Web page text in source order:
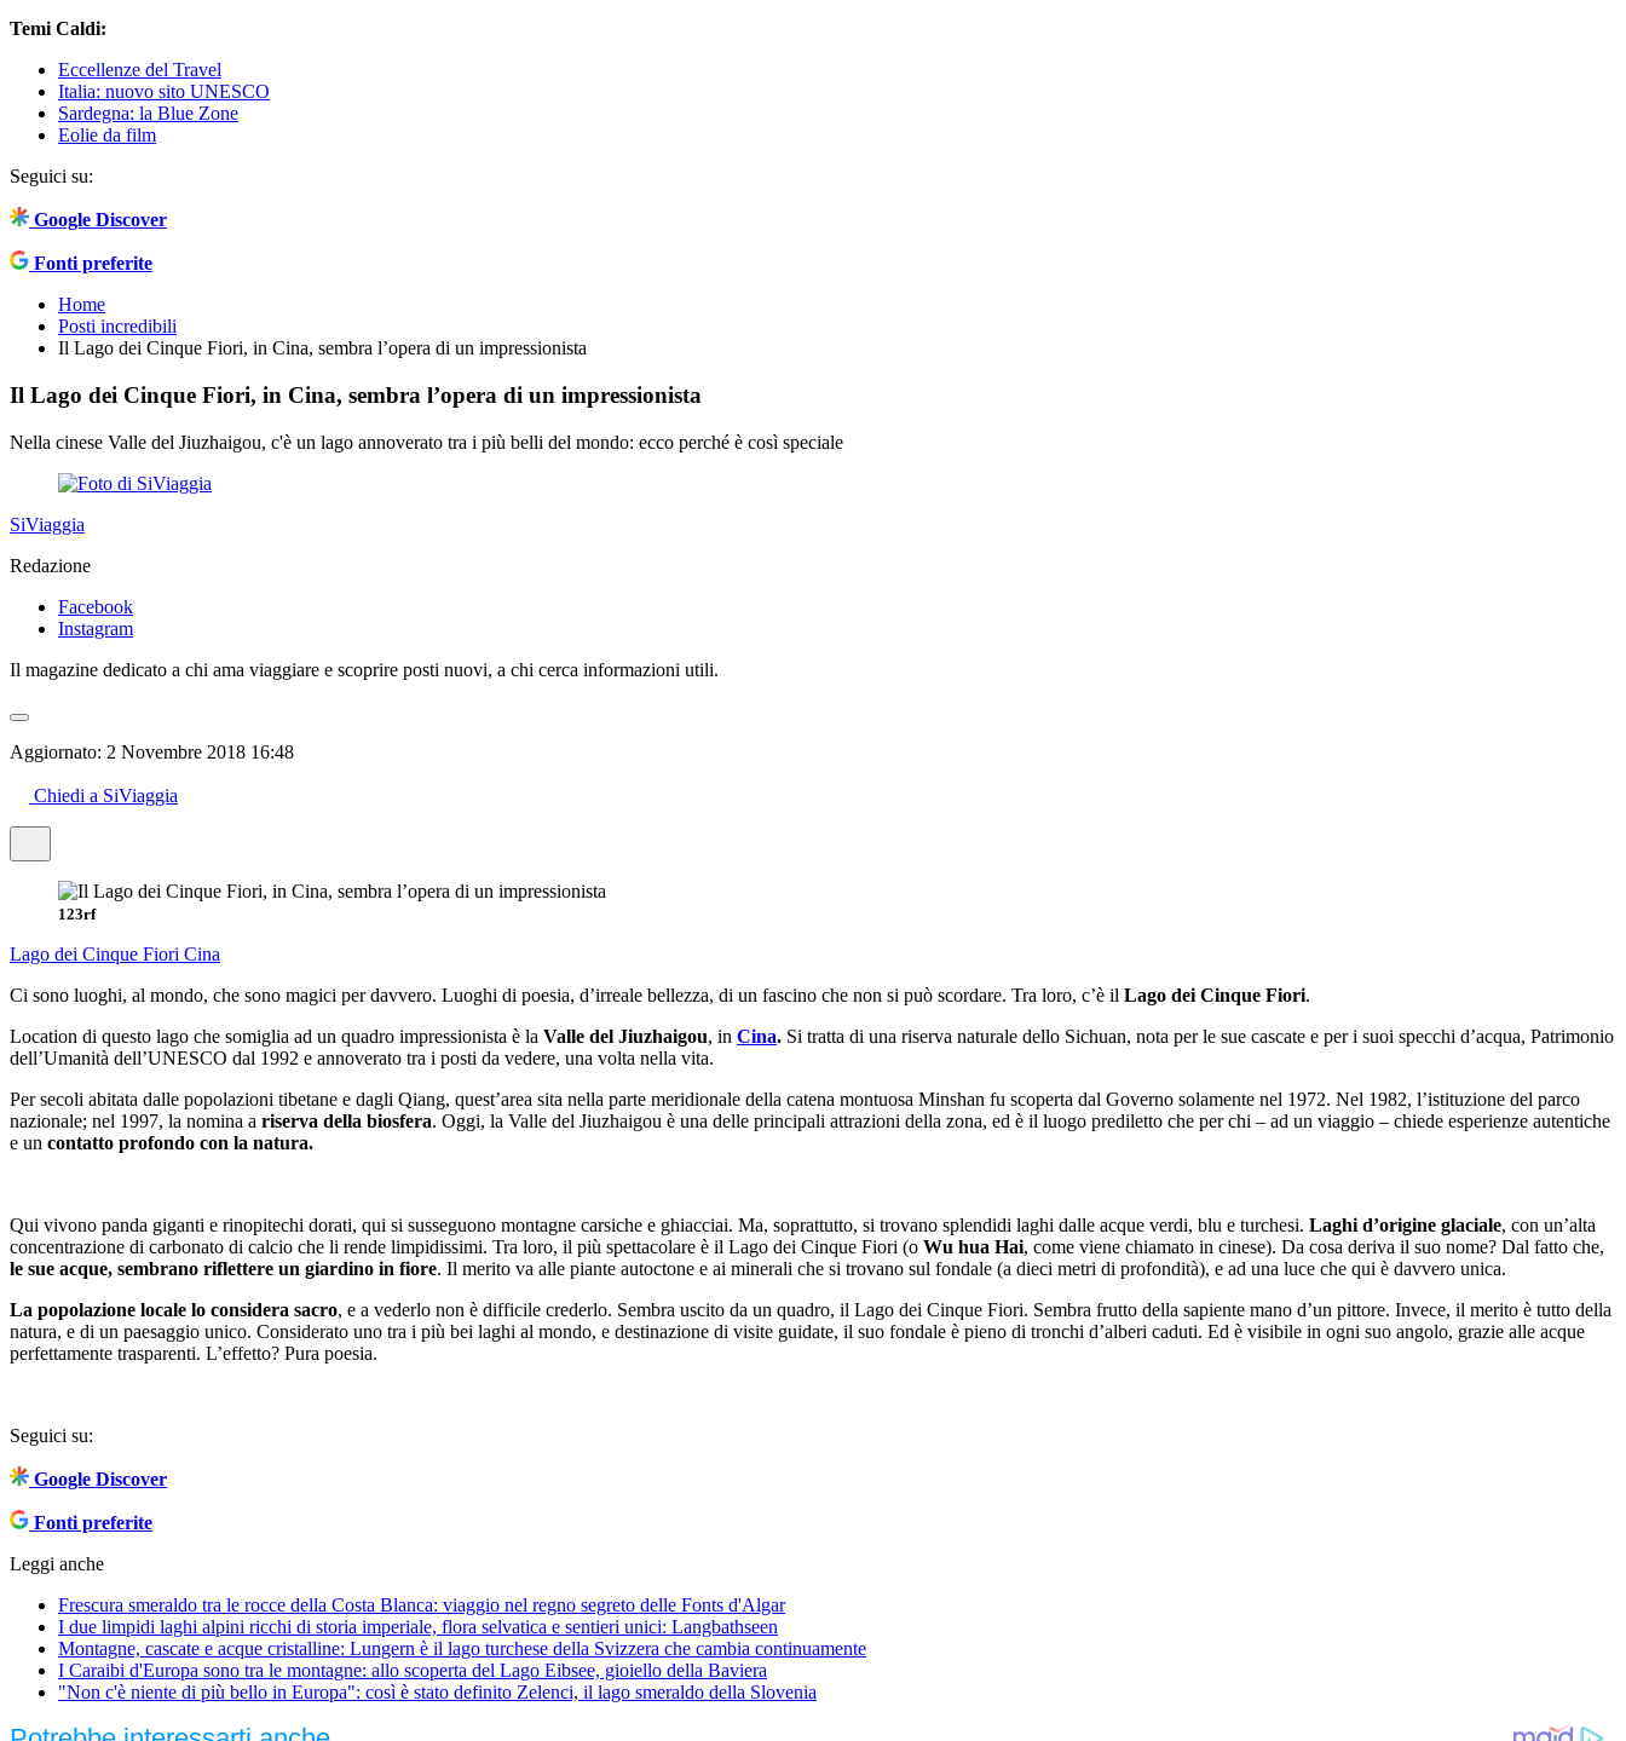
Temi Caldi:
Eccellenze del Travel
Italia: nuovo sito UNESCO
Sardegna: la Blue Zone
Eolie da film
Seguici su:
Google Discover
Fonti preferite
Home
Posti incredibili
Il Lago dei Cinque Fiori, in Cina, sembra l’opera di un impressionista
Il Lago dei Cinque Fiori, in Cina, sembra l’opera di un impressionista
Nella cinese Valle del Jiuzhaigou, c'è un lago annoverato tra i più belli del mondo: ecco perché è così speciale
SiViaggia
Redazione
Facebook
Instagram
Il magazine dedicato a chi ama viaggiare e scoprire posti nuovi, a chi cerca informazioni utili.
Aggiornato: 2 Novembre 2018 16:48
Chiedi a SiViaggia
123rf
Lago dei Cinque Fiori Cina
Ci sono luoghi, al mondo, che sono magici per davvero. Luoghi di poesia, d’irreale bellezza, di un fascino che non si può scordare. Tra loro, c’è il Lago dei Cinque Fiori.
Location di questo lago che somiglia ad un quadro impressionista è la Valle del Jiuzhaigou, in Cina. Si tratta di una riserva naturale dello Sichuan, nota per le sue cascate e per i suoi specchi d’acqua, Patrimonio
dell’Umanità dell’UNESCO dal 1992 e annoverato tra i posti da vedere, una volta nella vita.
Per secoli abitata dalle popolazioni tibetane e dagli Qiang, quest’area sita nella parte meridionale della catena montuosa Minshan fu scoperta dal Governo solamente nel 1972. Nel 1982, l’istituzione del parco
nazionale; nel 1997, la nomina a riserva della biosfera. Oggi, la Valle del Jiuzhaigou è una delle principali attrazioni della zona, ed è il luogo prediletto che per chi – ad un viaggio – chiede esperienze autentiche
e un contatto profondo con la natura.
Qui vivono panda giganti e rinopitechi dorati, qui si susseguono montagne carsiche e ghiacciai. Ma, soprattutto, si trovano splendidi laghi dalle acque verdi, blu e turchesi. Laghi d’origine glaciale, con un’alta
concentrazione di carbonato di calcio che li rende limpidissimi. Tra loro, il più spettacolare è il Lago dei Cinque Fiori (o Wu hua Hai, come viene chiamato in cinese). Da cosa deriva il suo nome? Dal fatto che,
le sue acque, sembrano riflettere un giardino in fiore. Il merito va alle piante autoctone e ai minerali che si trovano sul fondale (a dieci metri di profondità), e ad una luce che qui è davvero unica.
La popolazione locale lo considera sacro, e a vederlo non è difficile crederlo. Sembra uscito da un quadro, il Lago dei Cinque Fiori. Sembra frutto della sapiente mano d’un pittore. Invece, il merito è tutto della
natura, e di un paesaggio unico. Considerato uno tra i più bei laghi al mondo, e destinazione di visite guidate, il suo fondale è pieno di tronchi d’alberi caduti. Ed è visibile in ogni suo angolo, grazie alle acque
perfettamente trasparenti. L’effetto? Pura poesia.
Seguici su:
Google Discover
Fonti preferite
Leggi anche
Frescura smeraldo tra le rocce della Costa Blanca: viaggio nel regno segreto delle Fonts d'Algar
I due limpidi laghi alpini ricchi di storia imperiale, flora selvatica e sentieri unici: Langbathseen
Montagne, cascate e acque cristalline: Lungern è il lago turchese della Svizzera che cambia continuamente
I Caraibi d'Europa sono tra le montagne: allo scoperta del Lago Eibsee, gioiello della Baviera
"Non c'è niente di più bello in Europa": così è stato definito Zelenci, il lago smeraldo della Slovenia